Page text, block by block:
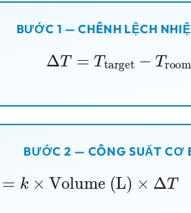
BƯỚC 1 — CHÊNH LỆCH
ΔT= Ttarget room
BƯỚC 2 — CÔNG SUẤT CƠ
base=k×Volume (L) ×ΔT